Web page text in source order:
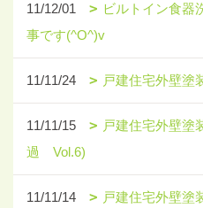
11/12/01
ビルトイン食器
事です(^O^)v
11/11/24 戸建住宅外壁塗
11/11/15
戸建住宅外壁塗
過 Vol.6)
11/11/14
戸建住宅外壁塗